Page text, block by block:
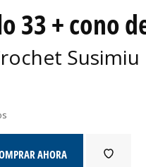
33 + cono
Susimiu
AHORA